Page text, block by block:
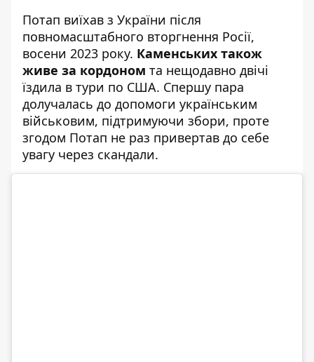
Потап виїхав з України після
повномасштабного вторгнення Росії,
восени 2023 року. Каменських також
живе за кордоном та нещодавно двічі
їздила в тури по США. Спершу пара
долучалась до допомоги українським
військовим, підтримуючи збори, проте
згодом Потап не раз привертав до себе
увагу через скандали.